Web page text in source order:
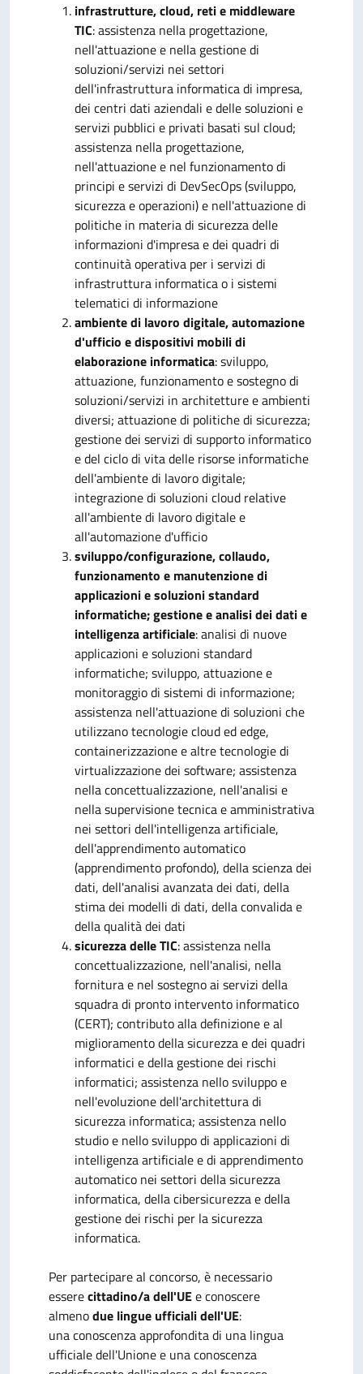
infrastrutture, cloud, reti e middleware
TIC: assistenza nella progettazione,
nell'attuazione e nella gestione di
soluzioni/servizi nei settori
dell'infrastruttura informatica di impresa,
dei centri dati aziendali e delle soluzioni e
servizi pubblici e privati basati sul cloud;
assistenza nella progettazione,
nell'attuazione e nel funzionamento di
principi e servizi di DevSecOps (sviluppo,
sicurezza e operazioni) e nell'attuazione di
politiche in materia di sicurezza delle
informazioni d'impresa e dei quadri di
continuità operativa per i servizi di
infrastruttura informatica o i sistemi
telematici di informazione
ambiente di lavoro digitale, automazione
d'ufficio e dispositivi mobili di
elaborazione informatica: sviluppo,
attuazione, funzionamento e sostegno di
soluzioni/servizi in architetture e ambienti
diversi; attuazione di politiche di sicurezza;
gestione dei servizi di supporto informatico
e del ciclo di vita delle risorse informatiche
dell'ambiente di lavoro digitale;
integrazione di soluzioni cloud relative
all'ambiente di lavoro digitale e
all'automazione d'ufficio
sviluppo/configurazione, collaudo,
funzionamento e manutenzione di
applicazioni e soluzioni standard
informatiche; gestione e analisi dei dati e
intelligenza artificiale: analisi di nuove
applicazioni e soluzioni standard
informatiche; sviluppo, attuazione e
monitoraggio di sistemi di informazione;
assistenza nell'attuazione di soluzioni che
utilizzano tecnologie cloud ed edge,
containerizzazione e altre tecnologie di
virtualizzazione dei software; assistenza
nella concettualizzazione, nell'analisi e
nella supervisione tecnica e amministrativa
nei settori dell'intelligenza artificiale,
dell'apprendimento automatico
(apprendimento profondo), della scienza dei
dati, dell'analisi avanzata dei dati, della
stima dei modelli di dati, della convalida e
della qualità dei dati
sicurezza delle TIC: assistenza nella
concettualizzazione, nell'analisi, nella
fornitura e nel sostegno ai servizi della
squadra di pronto intervento informatico
(CERT); contributo alla definizione e al
miglioramento della sicurezza e dei quadri
informatici e della gestione dei rischi
informatici; assistenza nello sviluppo e
nell'evoluzione dell'architettura di
sicurezza informatica; assistenza nello
studio e nello sviluppo di applicazioni di
intelligenza artificiale e di apprendimento
automatico nei settori della sicurezza
informatica, della cibersicurezza e della
gestione dei rischi per la sicurezza
informatica.
Per partecipare al concorso, è necessario
esserecittadino/a dell'UEe conoscere
almenodue lingue ufficiali dell'UE:
una conoscenza approfondita di una lingua
ufficiale dell'Unione e una conoscenza